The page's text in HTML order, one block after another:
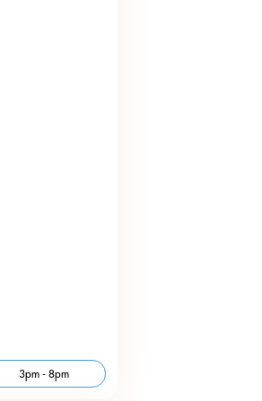
3pm - 8pm